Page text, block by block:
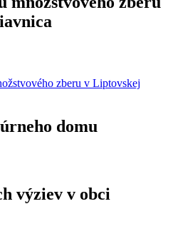
zberu v Liptovskej
domu
výziev v obci